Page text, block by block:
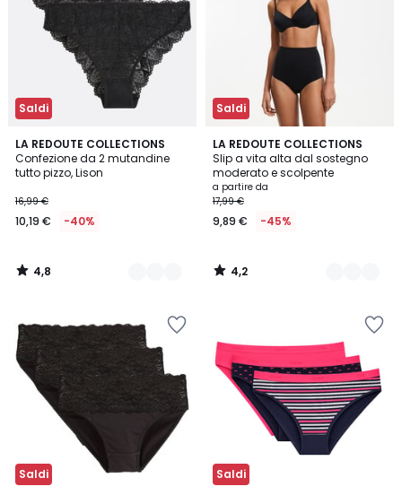
Saldi
LA REDOUTE COLLECTIONS
Confezione da 2 mutandine
tutto pizzo, Lison
16,99 €
10,19 € -40%
4,8
/ 5
3
Colori
4,8
/
Saldi
LA REDOUTE COLLECTIONS
Slip a vita alta dal sostegno
moderato e scolpente
a partire da
17,99 €
9,89 € -45%
4,2
/ 5
2
Colori
4,2
/
Saldi Saldi